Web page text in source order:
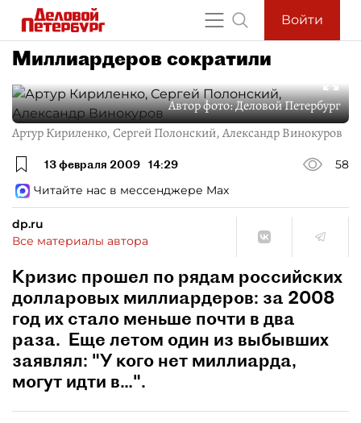
Войти
Миллиардеров сократили
Автор фото:Деловой Петербург
Артур Кириленко, Сергей Полонский, Александр Винокуров
13 февраля 2009 14:29
58
Читайте нас в мессенджере Max
dp.ru
Все материалы автора
Кризис прошел по рядам российских
долларовых миллиардеров: за 2008
год их стало меньше почти в два
раза. Еще летом один из выбывших
заявлял: "У кого нет миллиарда,
могут идти в…".